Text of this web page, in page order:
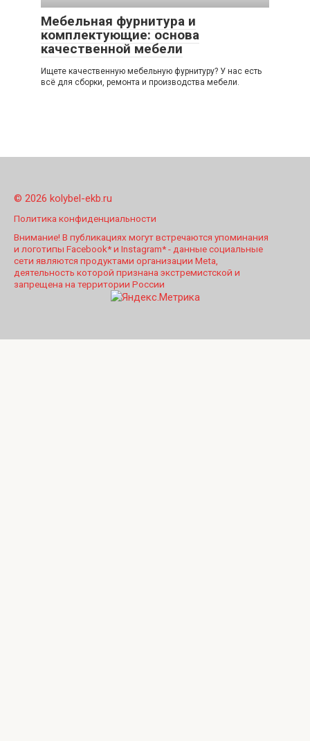
Мебельная фурнитура и
комплектующие: основа
качественной мебели
Ищете качественную мебельную фурнитуру? У нас есть
всё для сборки, ремонта и производства мебели.
© 2026 kolybel-ekb.ru
Политика конфиденциальности
Внимание! В публикациях могут встречаются упоминания
и логотипы Facebook* и Instagram* - данные социальные
сети являются продуктами организации Meta,
деятельность которой признана экстремистской и
запрещена на территории России